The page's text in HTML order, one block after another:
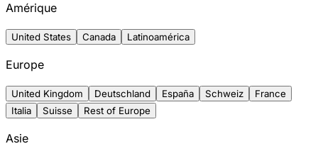
Amérique
United States Canada Latinoamérica
Europe
United Kingdom Deutschland España Schweiz
France
Italia
Suisse Rest of Europe
Asie